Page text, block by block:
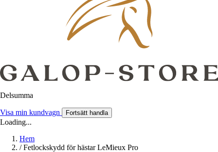
Delsumma
Visa min kundvagn Fortsätt handla
Loading...
Hem
/ Fetlockskydd för hästar LeMieux Pro